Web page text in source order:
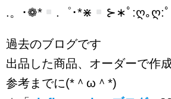
.。･❁*
.゜･*⋇ ⊱∗ﾟ:ღ｡ღ:
過去のブログです
出品した商品、オーダーで作
参考までに(*＾ω＾*)